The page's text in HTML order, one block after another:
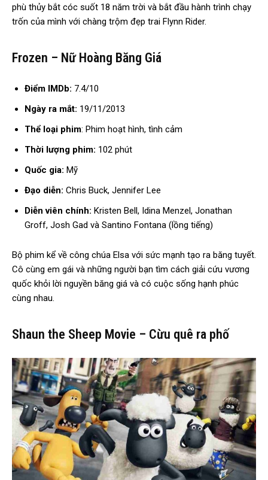
phù thủy bắt cóc suốt 18 năm trời và bắt đầu hành trình chạy
trốn của mình với chàng trộm đẹp trai Flynn Rider.
Frozen – Nữ Hoàng Băng Giá
Điểm IMDb: 7.4/10
Ngày ra mắt: 19/11/2013
Thể loại phim: Phim hoạt hình, tình cảm
Thời lượng phim: 102 phút
Quốc gia: Mỹ
Đạo diễn: Chris Buck, Jennifer Lee
Diễn viên chính: Kristen Bell, Idina Menzel, Jonathan
Groff, Josh Gad và Santino Fontana (lồng tiếng)
Bộ phim kể về công chúa Elsa với sức mạnh tạo ra băng tuyết.
Cô cùng em gái và những người bạn tìm cách giải cứu vương
quốc khỏi lời nguyền băng giá và có cuộc sống hạnh phúc
cùng nhau.
Shaun the Sheep Movie – Cừu quê ra phố